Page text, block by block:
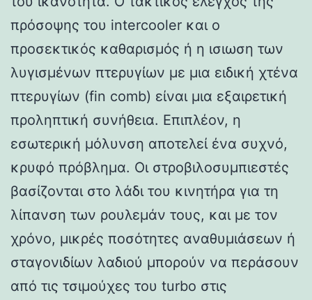
πρόσοψης του intercooler και ο
προσεκτικός καθαρισμός ή η ισιωση των
λυγισμένων πτερυγίων με μια ειδική χτένα
πτερυγίων (fin comb) είναι μια εξαιρετική
προληπτική συνήθεια. Επιπλέον, η
εσωτερική μόλυνση αποτελεί ένα συχνό,
κρυφό πρόβλημα. Οι στροβιλοσυμπιεστές
βασίζονται στο λάδι του κινητήρα για τη
λίπανση των ρουλεμάν τους, και με τον
χρόνο, μικρές ποσότητες αναθυμιάσεων ή
σταγονιδίων λαδιού μπορούν να περάσουν
από τις τσιμούχες του turbo στις